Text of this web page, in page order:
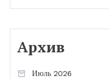
Архив
Июль 2026